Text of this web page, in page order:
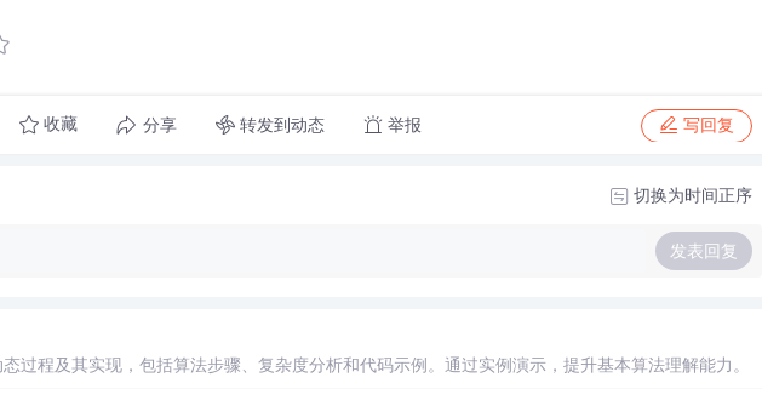
收藏 分享 转发到动态 举报 写回复
切换为时间正序
发表回复
过程及其实现，包括算法步骤、复杂度分析和代码示例。通过实例演示，提升基本算法理解能力。